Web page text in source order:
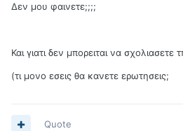
Δεν μου φαινετε;;;;
Και γιατι δεν μπορειται να σχολιασετε
(τι μονο εσεις θα κανετε ερωτησεις;
Quote